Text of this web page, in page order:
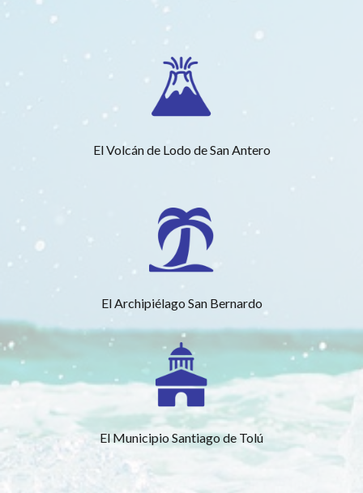
El Volcán de Lodo de San Antero
El Archipiélago San Bernardo
El Municipio Santiago de Tolú